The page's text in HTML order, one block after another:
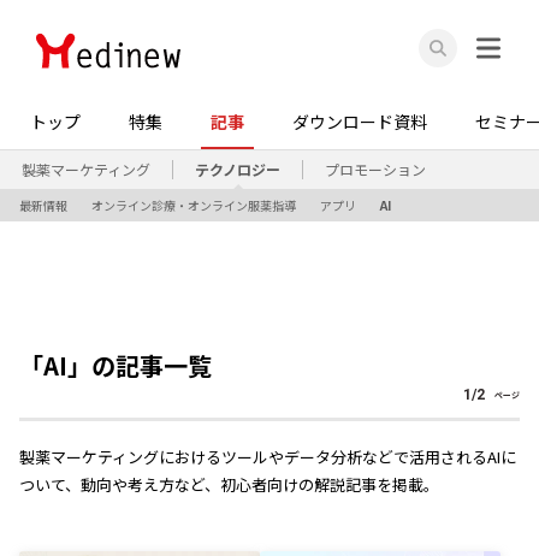
トップ 特集 記事 ダウンロード資料 セミナ
製薬マーケティング テクノロジー プロモーション
最新情報 オンライン診療・オンライン服薬指導 アプリ AI
「AI」の記事一覧
1 /2 ページ
製薬マーケティングにおけるツールやデータ分析などで活用されるAIに
ついて、動向や考え方など、初心者向けの解説記事を掲載。